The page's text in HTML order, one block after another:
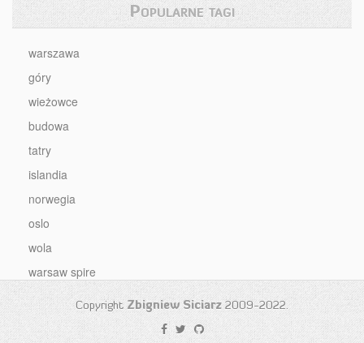
Popularne tagi
warszawa
góry
wieżowce
budowa
tatry
islandia
norwegia
oslo
wola
warsaw spire
Copyright Zbigniew Siciarz 2009-2022.